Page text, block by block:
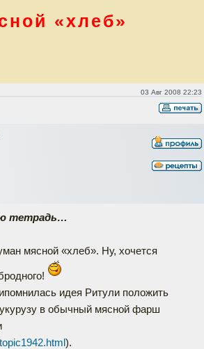
«хлеб»
03 Авг 2008 22:23
тетрадь…
мясной «хлеб». Ну, хочется
идея Ритули положить
в обычный мясной фарш
).